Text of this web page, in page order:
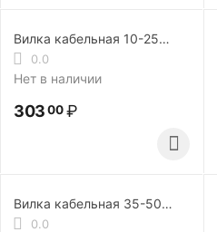
Вилка кабельная 10-25
ISQ0070, 2 шт.
0.0
Нет в наличии
30300 ₽
Вилка кабельная 35-50
ISQ0077
0.0